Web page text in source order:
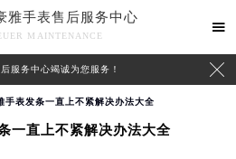
雅手表售后服务中心
MAINTENANCE

服务中心竭诚为您服务！ 
手表发条一直上不紧解决办法大全
一直上不紧解决办法大全